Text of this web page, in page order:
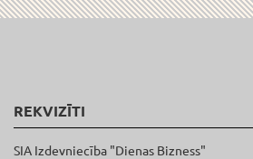
REKVIZĪTI
SIA Izdevniecība "Dienas Bizness"